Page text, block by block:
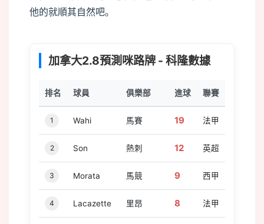
他的就順其自然吧。
buffer
加拿大2.8預測咪路牌 - 科隆數據
排名 球員 俱樂部 進球 聯賽
1 Wahi 馬賽 19 法甲
2 Son 熱刺 12 英超
3 Morata 馬競 9 西甲
4 Lacazette 里昂 8 法甲